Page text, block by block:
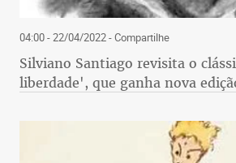
04:00 - 22/04/2022- Compartilhe
Silviano Santiago revisita o
liberdade', que ganha nova